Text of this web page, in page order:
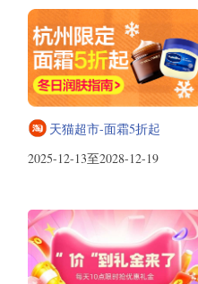
天猫超市-面霜5折起
2025-12-13至2028-12-19